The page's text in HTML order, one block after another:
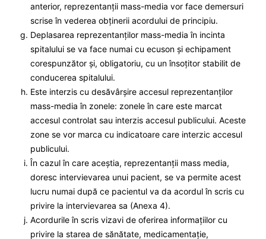
anterior, reprezentanții mass-media vor face demersuri
scrise în vederea obținerii acordului de principiu.
Deplasarea reprezentanților mass-media în incinta
spitalului se va face numai cu ecuson și echipament
corespunzător și, obligatoriu, cu un însoțitor stabilit de
conducerea spitalului.
Este interzis cu desăvârșire accesul reprezentanților
mass-media în zonele: zonele în care este marcat
accesul controlat sau interzis accesul publicului. Aceste
zone se vor marca cu indicatoare care interzic accesul
publicului.
În cazul în care aceștia, reprezentanții mass media,
doresc intervievarea unui pacient, se va permite acest
lucru numai după ce pacientul va da acordul în scris cu
privire la intervievarea sa (Anexa 4).
Acordurile în scris vizavi de oferirea informațiilor cu
privire la starea de sănătate, medicamentație,